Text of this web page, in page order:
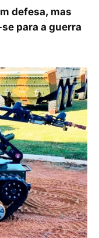
defesa, mas
para a guerra